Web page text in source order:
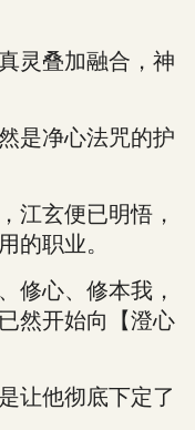
叠加融合，神
净心法咒的护
玄便已明悟，
的职业。
心、修本我，
然开始向【澄心
他彻底下定了